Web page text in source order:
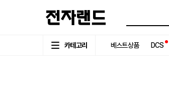
카테고리 베스트상품 DCS